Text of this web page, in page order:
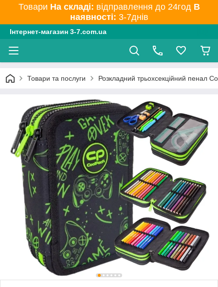
Товари На складі: відправлення до 24год В
наявності: 3-7днів
Інтернет-магазин 3-7.com.ua
Товари та послуги Розкладний трьохсекційний пенал